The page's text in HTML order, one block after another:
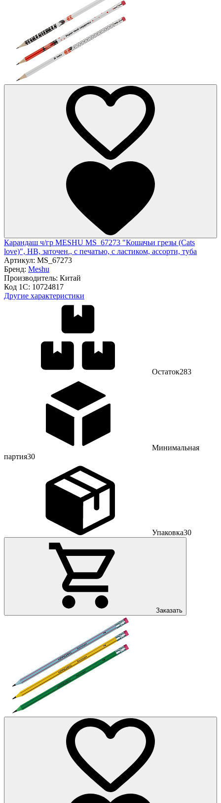
Карандаш ч/гр MESHU MS_67273 "Кошачьи грезы (Cats
love)", HB, заточен., с печатью, с ластиком, ассорти, туба
Артикул: MS_67273
Бренд: Meshu
Производитель: Китай
Код 1С: 10724817
Другие характеристики
Остаток283
Минимальная
партия30
Упаковка30
Заказать